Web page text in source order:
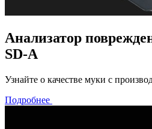
Анализатор
SD-A
Узнайте о качестве муки с
Подробнее